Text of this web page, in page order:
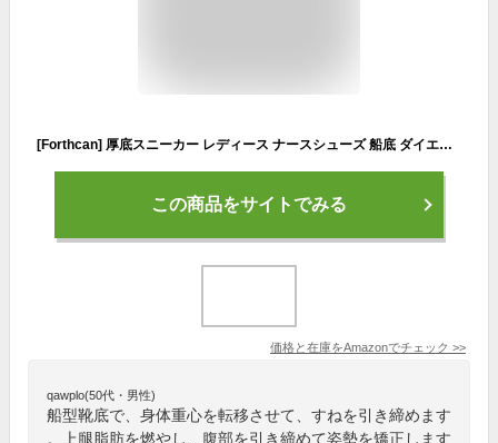
[Forthcan] 厚底スニーカー レディース ナースシューズ 船底 ダイエットシューズ ウォーキングシューズ エアー 姿勢矯正 疲れない靴 美脚 軽量 看護師 作業靴 歩きやすいブラック 24.5cm
この商品をサイトでみる
価格と在庫をAmazonでチェック >>
qawplo(50代・男性)
船型靴底で、身体重心を転移させて、すねを引き締めます
。上腿脂肪を燃やし、腹部を引き締めて姿勢を矯正します